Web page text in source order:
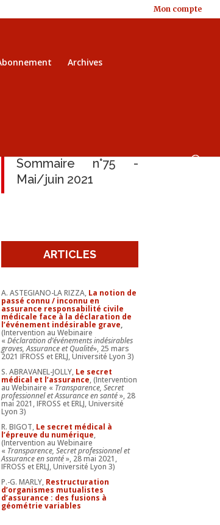
Mon compte
Archives
Sommaire n°75 -
Mai/juin 2021
ARTICLES
A. ASTEGIANO-LA RIZZA, La notion de
passé connu / inconnu en
assurance responsabilité civile
médicale face à la déclaration de
l’événement indésirable grave,
(Intervention au Webinaire
«Déclaration d’événements indésirables
graves, Assurance et Qualité», 25 mars
2021 IFROSS et ERLJ, Université Lyon 3)
S. ABRAVANEL-JOLLY, Le secret
médical et l’assurance, (Intervention
au Webinaire « Transparence, Secret
professionnel et Assurance en santé», 28
mai 2021, IFROSS et ERLJ, Université
Lyon 3)
R. BIGOT, Le secret médical à
l’épreuve du numérique,
(Intervention au Webinaire
« Transparence, Secret professionnel et
Assurance en santé», 28 mai 2021,
IFROSS et ERLJ, Université Lyon 3)
P.-G. MARLY, Restructuration
d’organismes mutualistes
d’assurance : des fusions à
géométrie variables